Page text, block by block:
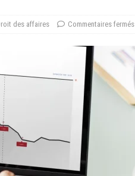
des affaires Commentaires fermés